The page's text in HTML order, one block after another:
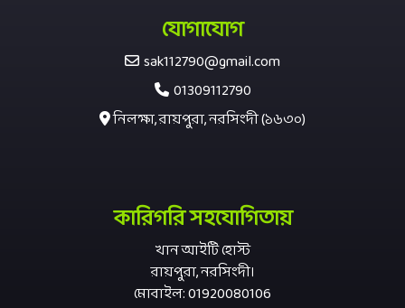
যোগাযোগ
sak112790@gmail.com
01309112790
নিলক্ষা, রায়পুরা, নরসিংদী (১৬৩০)
কারিগরি সহযোগিতায়
খান আইটি হোস্ট
রায়পুরা, নরসিংদী।
মোবাইল: 01920080106